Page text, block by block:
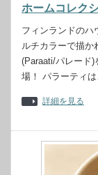
ホームコレク
フィンランドのハ
ルチカラーで描か
(Paraati/パレード)
場！ パラーティ
詳細を見る